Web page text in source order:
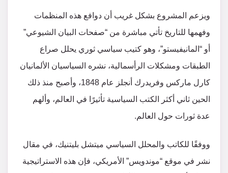
ويزعم المشروع بشكل غريب أن دوافع هذه المنظمات
وفهمها للتاريخ تأتي مباشرة من “صفحات البيان الشيوعي”
أو “المانيفيستو”، وهو كتيب سياسي ثوري يحلل صراع
الطبقات ومشكلات الرأسمالية، نشره السياسيان الألمانيان
كارل ماركس وفريدرك أنجلز عام 1848، وأصبح منذ ذلك
الحين ثاني أكثر الكتب السياسية تأثيرًا في العالم، وألهم
عدة ثورات حول العالم.
ووفقًا للكاتب والمحلل السياسي ميتشل بليتنيك، في مقال
نشر في موقع “موندويس” الأمريكي، فإن هذه الاستراتيجية